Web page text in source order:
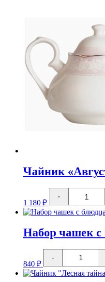
Чайник
1 180 ₽
-
товара
Чайник
"Август"
Набор чашек с
840 ₽
-
Количество
товара
Набор
чашек